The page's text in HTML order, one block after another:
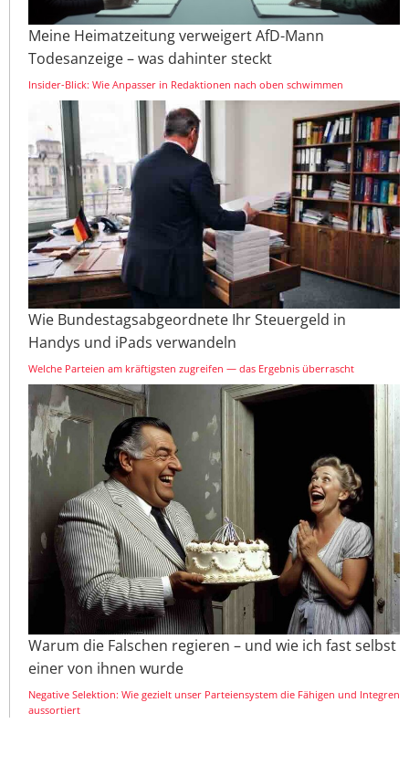
Meine Heimatzeitung verweigert AfD-Mann
Todesanzeige – was dahinter steckt
Insider-Blick: Wie Anpasser in Redaktionen nach oben schwimmen
Wie Bundestagsabgeordnete Ihr Steuergeld in
Handys und iPads verwandeln
Welche Parteien am kräftigsten zugreifen — das Ergebnis überrascht
Warum die Falschen regieren – und wie ich fast selbst
einer von ihnen wurde
Negative Selektion: Wie gezielt unser Parteiensystem die Fähigen und Integren
aussortiert